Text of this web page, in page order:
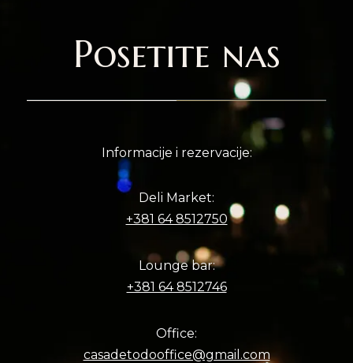
Posetite nas
Informacije i rezervacije:
Deli Market:
+381 64 8512750
Lounge bar:
+381 64 8512746
Office:
casadetodooffice@gmail.com